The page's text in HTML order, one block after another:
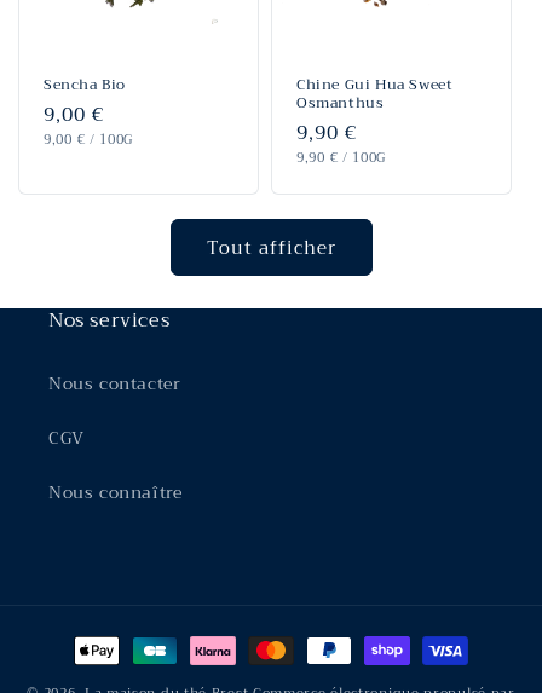
Sencha Bio
Prix
habituel
9,00 €
PRIX
9,00 € / PAR
100G
Chine Gui Hua Sweet
Osmanthus
Prix
habituel
9,90 €
PRIX
9,90 € / PAR
100G
Tout afficher
Nos services
Nous contacter
CGV
Nous connaître
Moyens
de